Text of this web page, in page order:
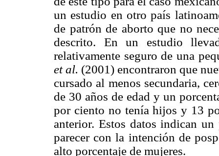
un estudio en otro país
de patrón de aborto que no
descrito. En un estudio
relativamente seguro de una
et al. (2001) encontraron que
cursado al menos secundaria,
de 30 años de edad y un
por ciento no tenía hijos y 13
anterior. Estos datos indican
parecer con la intención de
alto porcentaje de mujeres.